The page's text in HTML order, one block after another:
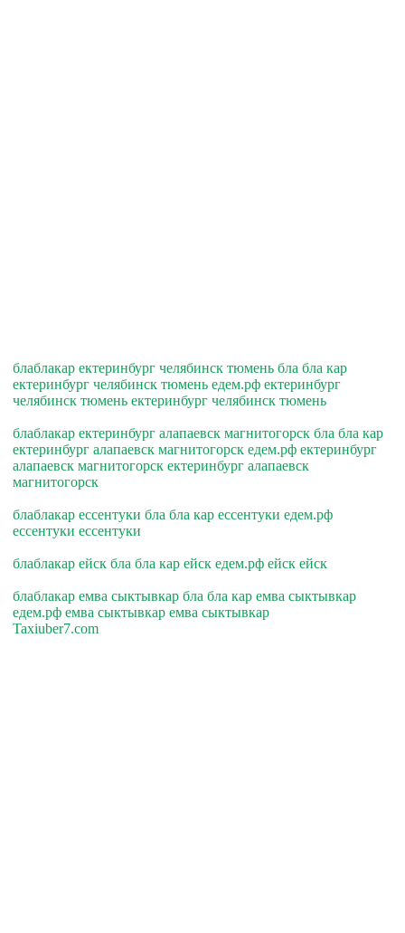
блаблакар ектеринбург челябинск тюмень бла бла кар
ектеринбург челябинск тюмень едем.рф ектеринбург
челябинск тюмень ектеринбург челябинск тюмень
блаблакар ектеринбург алапаевск магнитогорск бла бла кар
ектеринбург алапаевск магнитогорск едем.рф ектеринбург
алапаевск магнитогорск ектеринбург алапаевск
магнитогорск
блаблакар ессентуки бла бла кар ессентуки едем.рф
ессентуки ессентуки
блаблакар ейск бла бла кар ейск едем.рф ейск ейск
блаблакар емва сыктывкар бла бла кар емва сыктывкар
едем.рф емва сыктывкар емва сыктывкар
Taxiuber7.com